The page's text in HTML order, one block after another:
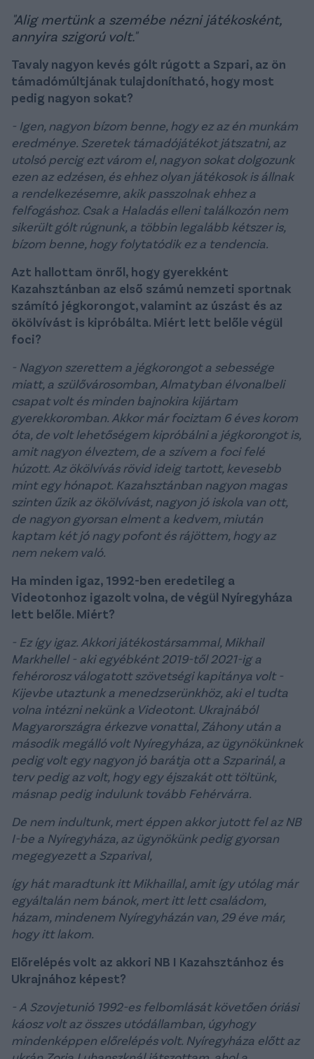
"Alig mertünk a szemébe nézni játékosként,
annyira szigorú volt."
Tavaly nagyon kevés gólt rúgott a Szpari, az ön
támadómúltjának tulajdonítható, hogy most
pedig nagyon sokat?
- Igen, nagyon bízom benne, hogy ez az én munkám
eredménye. Szeretek támadójátékot játszatni, az
utolsó percig ezt várom el, nagyon sokat dolgozunk
ezen az edzésen, és ehhez olyan játékosok is állnak
a rendelkezésemre, akik passzolnak ehhez a
felfogáshoz. Csak a Haladás elleni találkozón nem
sikerült gólt rúgnunk, a többin legalább kétszer is,
bízom benne, hogy folytatódik ez a tendencia.
Azt hallottam önről, hogy gyerekként
Kazahsztánban az első számú nemzeti sportnak
számító jégkorongot, valamint az úszást és az
ökölvívást is kipróbálta. Miért lett belőle végül
foci?
- Nagyon szerettem a jégkorongot a sebessége
miatt, a szülővárosomban, Almatyban élvonalbeli
csapat volt és minden bajnokira kijártam
gyerekkoromban. Akkor már fociztam 6 éves korom
óta, de volt lehetőségem kipróbálni a jégkorongot is,
amit nagyon élveztem, de a szívem a foci felé
húzott. Az ökölvívás rövid ideig tartott, kevesebb
mint egy hónapot. Kazahsztánban nagyon magas
szinten űzik az ökölvívást, nagyon jó iskola van ott,
de nagyon gyorsan elment a kedvem, miután
kaptam két jó nagy pofont és rájöttem, hogy az
nem nekem való.
Ha minden igaz, 1992-ben eredetileg a
Videotonhoz igazolt volna, de végül Nyíregyháza
lett belőle. Miért?
- Ez így igaz. Akkori játékostársammal, Mikhail
Markhellel - aki egyébként 2019-től 2021-ig a
fehérorosz válogatott szövetségi kapitánya volt -
Kijevbe utaztunk a menedzserünkhöz, aki el tudta
volna intézni nekünk a Videotont. Ukrajnából
Magyarországra érkezve vonattal, Záhony után a
második megálló volt Nyíregyháza, az ügynökünknek
pedig volt egy nagyon jó barátja ott a Szparinál, a
terv pedig az volt, hogy egy éjszakát ott töltünk,
másnap pedig indulunk tovább Fehérvárra.
De nem indultunk, mert éppen akkor jutott fel az NB
I-be a Nyíregyháza, az ügynökünk pedig gyorsan
megegyezett a Szparival,
így hát maradtunk itt Mikhaillal, amit így utólag már
egyáltalán nem bánok, mert itt lett családom,
házam, mindenem Nyíregyházán van, 29 éve már,
hogy itt lakom.
Előrelépés volt az akkori NB I Kazahsztánhoz és
Ukrajnához képest?
- A Szovjetunió 1992-es felbomlását követően óriási
káosz volt az összes utódállamban, úgyhogy
mindenképpen előrelépés volt. Nyíregyháza előtt az